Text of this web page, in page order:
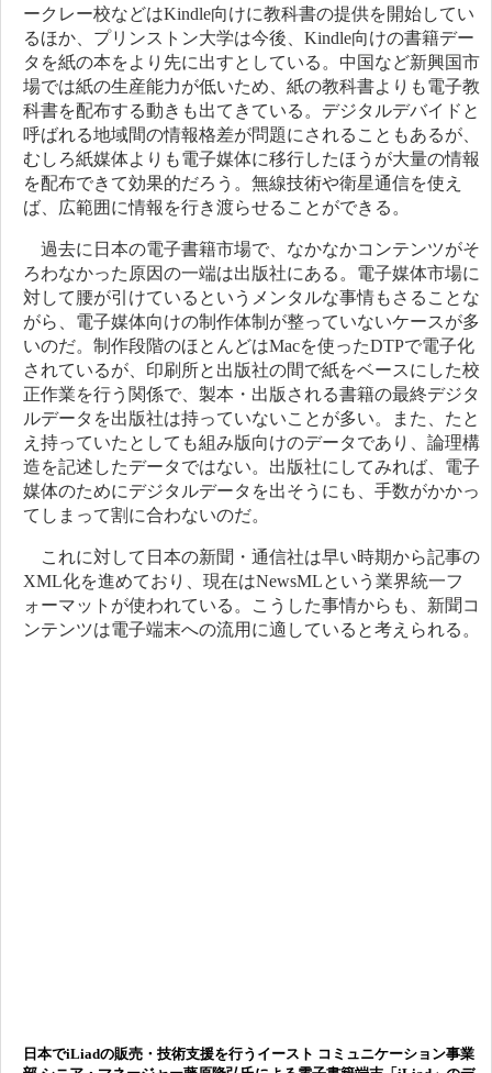
ークレー校などはKindle向けに教科書の提供を開始してい
るほか、プリンストン大学は今後、Kindle向けの書籍デー
タを紙の本をより先に出すとしている。中国など新興国市
場では紙の生産能力が低いため、紙の教科書よりも電子教
科書を配布する動きも出てきている。デジタルデバイドと
呼ばれる地域間の情報格差が問題にされることもあるが、
むしろ紙媒体よりも電子媒体に移行したほうが大量の情報
を配布できて効果的だろう。無線技術や衛星通信を使え
ば、広範囲に情報を行き渡らせることができる。
過去に日本の電子書籍市場で、なかなかコンテンツがそ
ろわなかった原因の一端は出版社にある。電子媒体市場に
対して腰が引けているというメンタルな事情もさることな
がら、電子媒体向けの制作体制が整っていないケースが多
いのだ。制作段階のほとんどはMacを使ったDTPで電子化
されているが、印刷所と出版社の間で紙をベースにした校
正作業を行う関係で、製本・出版される書籍の最終デジタ
ルデータを出版社は持っていないことが多い。また、たと
え持っていたとしても組み版向けのデータであり、論理構
造を記述したデータではない。出版社にしてみれば、電子
媒体のためにデジタルデータを出そうにも、手数がかかっ
てしまって割に合わないのだ。
これに対して日本の新聞・通信社は早い時期から記事の
XML化を進めており、現在はNewsMLという業界統一フ
ォーマットが使われている。こうした事情からも、新聞コ
ンテンツは電子端末への流用に適していると考えられる。
日本でiLiadの販売・技術支援を行うイースト コミュニケーション事業